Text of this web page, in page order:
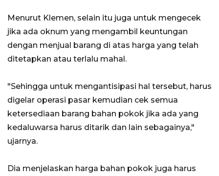
Menurut Klemen, selain itu juga untuk mengecek
jika ada oknum yang mengambil keuntungan
dengan menjual barang di atas harga yang telah
ditetapkan atau terlalu mahal.
"Sehingga untuk mengantisipasi hal tersebut, harus
digelar operasi pasar kemudian cek semua
ketersediaan barang bahan pokok jika ada yang
kedaluwarsa harus ditarik dan lain sebagainya,"
ujarnya.
Dia menjelaskan harga bahan pokok juga harus